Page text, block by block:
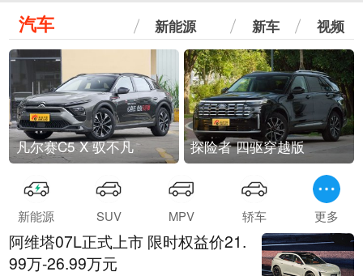
汽车 新能源 新车 视频
凡尔赛C5 X 驭不凡 探险者 四驱穿越版
新能源 SUV MPV 轿车 更多
阿维塔07L正式上市 限时权益价21.
99万-26.99万元